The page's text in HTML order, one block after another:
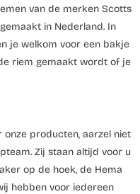
van de merken Scotts
in Nederland. In
je welkom voor een bakje
riem gemaakt wordt of je
producten, aarzel niet
Zij staan altijd voor u
op de hoek, de Hema
hebben voor iedereen